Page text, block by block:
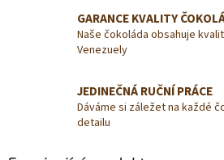
GARANCE KVALITY
Naše čokoláda obsahuje
Venezuely
JEDINEČNÁ RUČNÍ PRÁCE
Dáváme si záležet na každé
detailu